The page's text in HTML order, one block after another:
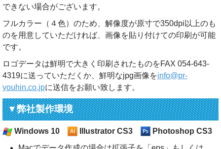
できない場合がございます。
フルカラー（４色）のため、解像度が原寸で350dpi以上のも
のを用意していただければ、画像を貼り付けての印刷が可能
です。
ロゴデータは鮮明で大きく印刷されたものをFAX 054-643-
4319に送っていただくか、鮮明なjpg画像をinfo@pr-
youhin.co.jpに送信をお願い致します。
▼弊社製作環境
Windows 10 Illustrator CS3
Photoshop CS3